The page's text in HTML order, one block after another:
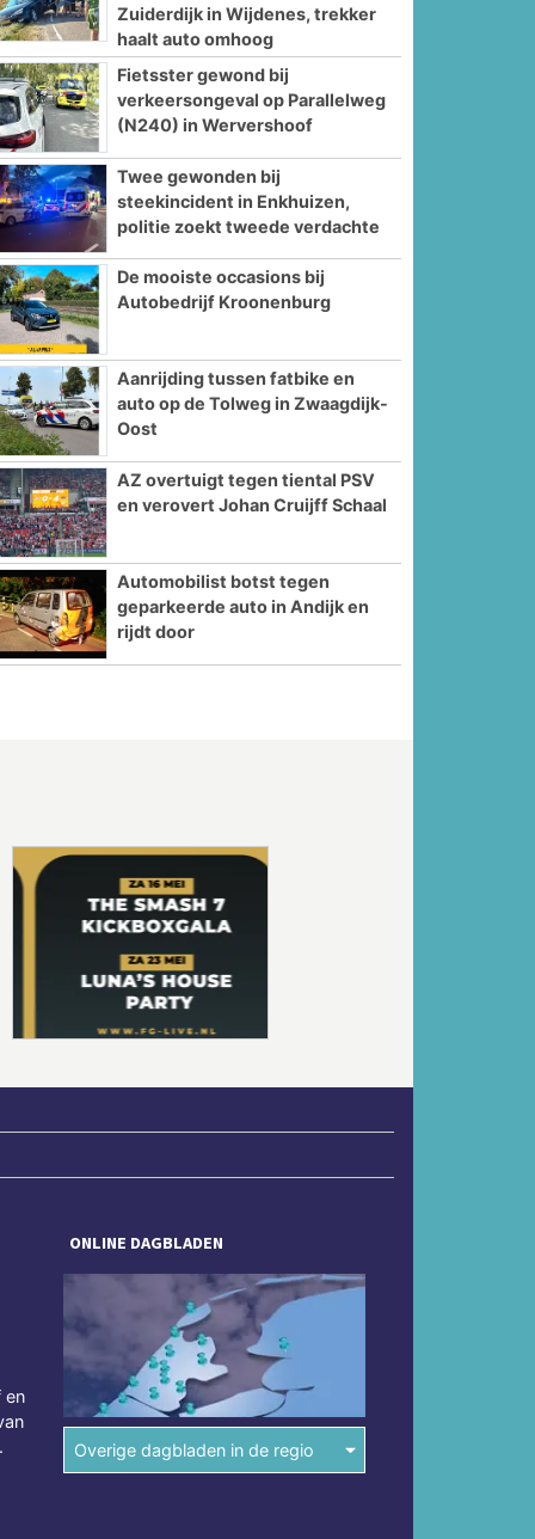
Zuiderdijk in Wijdenes, trekker
haalt auto omhoog
Fietsster gewond bij
verkeersongeval op Parallelweg
(N240) in Wervershoof
Twee gewonden bij
steekincident in Enkhuizen,
politie zoekt tweede verdachte
De mooiste occasions bij
Autobedrijf Kroonenburg
Aanrijding tussen fatbike en
auto op de Tolweg in Zwaagdijk-
Oost
AZ overtuigt tegen tiental PSV
en verovert Johan Cruijff Schaal
Automobilist botst tegen
geparkeerde auto in Andijk en
rijdt door
en
ONLINE DAGBLADEN
Overige dagbladen in de regio